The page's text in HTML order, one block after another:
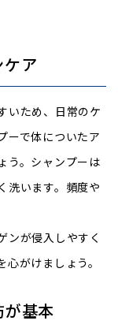
ア
いため、日常のケ
ーで体についたア
う。シャンプーは
洗います。頻度や
ンが侵入しやすく
がけましょう。
が基本